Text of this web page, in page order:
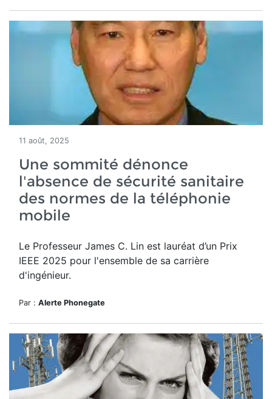
11 août, 2025
Une sommité dénonce
l'absence de sécurité sanitaire
des normes de la téléphonie
mobile
Le Professeur James C. Lin est lauréat d’un Prix
IEEE 2025 pour l'ensemble de sa carrière
d'ingénieur.
Par : Alerte Phonegate